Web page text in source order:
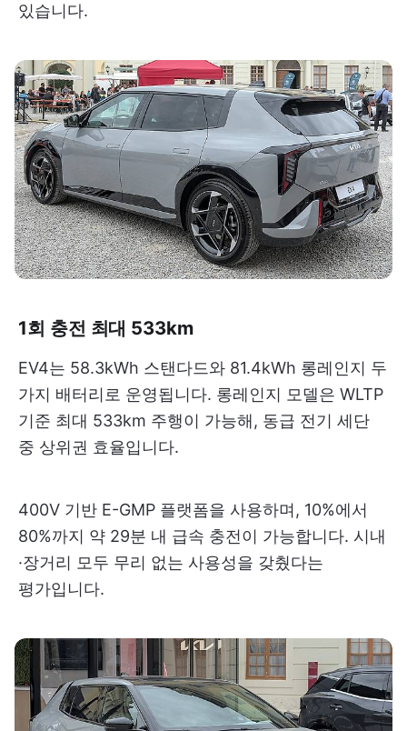
있습니다.
1회 충전 최대 533km
EV4는 58.3kWh 스탠다드와 81.4kWh 롱레인지 두
가지 배터리로 운영됩니다. 롱레인지 모델은 WLTP
기준 최대 533km 주행이 가능해, 동급 전기 세단
중 상위권 효율입니다.
400V 기반 E-GMP 플랫폼을 사용하며, 10%에서
80%까지 약 29분 내 급속 충전이 가능합니다. 시내
·장거리 모두 무리 없는 사용성을 갖췄다는
평가입니다.